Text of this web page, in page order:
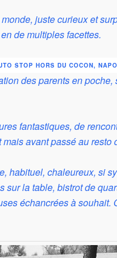
juste curieux et
de multiples facettes.
STOP HORS DU COCON,
des parents en
fantastiques, de
avant passé au
habituel, chaleureux, si
sur la table, bistrot de
échancrées à